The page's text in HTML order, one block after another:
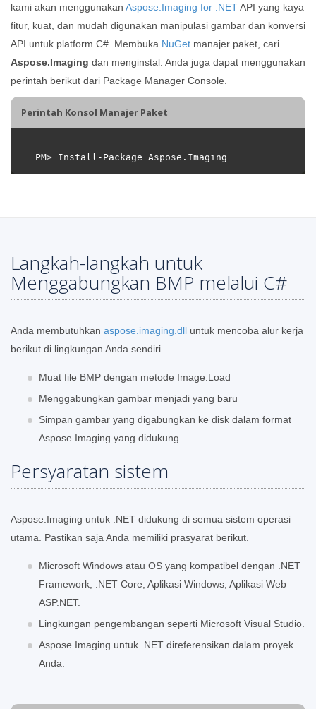
kami akan menggunakan Aspose.Imaging for .NETAPI yang kaya
fitur, kuat, dan mudah digunakan manipulasi gambar dan konversi
API untuk platform C#. Membuka NuGet manajer paket, cari
Aspose.Imaging dan menginstal. Anda juga dapat menggunakan
perintah berikut dari Package Manager Console.
Perintah Konsol Manajer Paket
Langkah-langkah untuk
Menggabungkan BMP melalui C#
Anda membutuhkan aspose.imaging.dll untuk mencoba alur kerja
berikut di lingkungan Anda sendiri.
Muat file BMP dengan metode Image.Load
Menggabungkan gambar menjadi yang baru
Simpan gambar yang digabungkan ke disk dalam format
Aspose.Imaging yang didukung
Persyaratan sistem
Aspose.Imaging untuk .NET didukung di semua sistem operasi
utama. Pastikan saja Anda memiliki prasyarat berikut.
Microsoft Windows atau OS yang kompatibel dengan .NET
Framework, .NET Core, Aplikasi Windows, Aplikasi Web
ASP.NET.
Lingkungan pengembangan seperti Microsoft Visual Studio.
Aspose.Imaging untuk .NET direferensikan dalam proyek
Anda.